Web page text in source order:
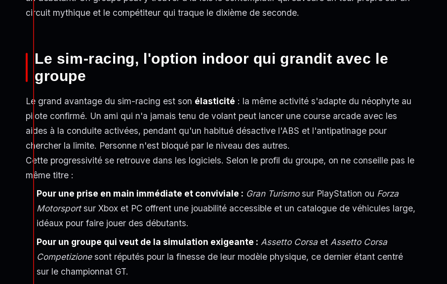
circuit mythique et le compétiteur qui traque le dixième de seconde.
Le sim-racing, l'option indoor qui grandit avec le
groupe
Le grand avantage du sim-racing est son élasticité : la même activité s'adapte du néophyte au
pilote confirmé. Un ami qui n'a jamais tenu de volant peut lancer une course arcade avec les
aides à la conduite activées, pendant qu'un habitué désactive l'ABS et l'antipatinage pour
chercher la limite. Personne n'est bloqué par le niveau des autres.
Cette progressivité se retrouve dans les logiciels. Selon le profil du groupe, on ne conseille pas le
même titre :
Pour une prise en main immédiate et conviviale : Gran Turismosur PlayStation ou Forza
Motorsportsur Xbox et PC offrent une jouabilité accessible et un catalogue de véhicules large,
idéaux pour faire jouer des débutants.
Pour un groupe qui veut de la simulation exigeante : Assetto Corsa et Assetto Corsa
Competizionesont réputés pour la finesse de leur modèle physique, ce dernier étant centré
sur le championnat GT.